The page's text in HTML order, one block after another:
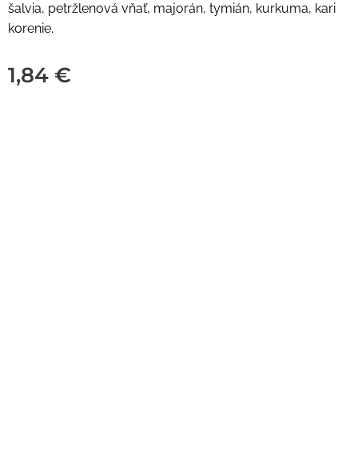
šalvia, petržlenová vňať, majorán, tymián, kurkuma, kari
korenie.
1,84 €